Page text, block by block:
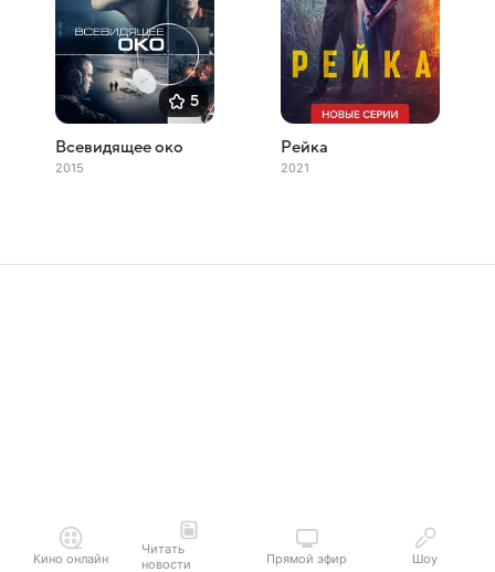
5
Всевидящее око
2015
Рейка
2021
Кино онлайн
Читать
новости
Прямой эфир Шоу